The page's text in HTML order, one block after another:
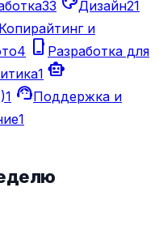
33 Дизайн21
Копирайтинг и
4 phone_iphone Разработка для
1 smart_toy
1 support_agentПоддержка и
1